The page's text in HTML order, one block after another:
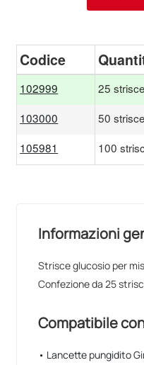
Codice
102999 25 strisce
103000 50 strisce
105981 100
Informazioni
Strisce glucosio per
Confezione da 25
Compatibile
• Lancette pungidito